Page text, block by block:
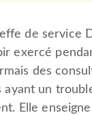
de service
exercé
des
ayant un
Elle enseigne